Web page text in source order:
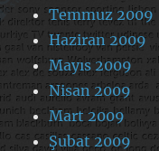
Temmuz 2009
Haziran 2009
Mayıs 2009
Nisan 2009
Mart 2009
Şubat 2009